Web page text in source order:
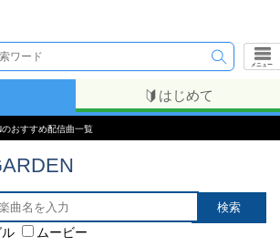
メニュー
はじめて
おすすめ配信曲一覧
ムービー